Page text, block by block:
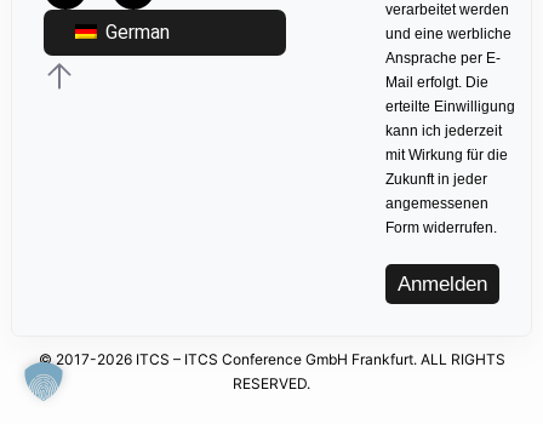
German
verarbeitet werden
und eine werbliche
Ansprache per E-
Mail erfolgt. Die
erteilte Einwilligung
kann ich jederzeit
mit Wirkung für die
Zukunft in jeder
angemessenen
Form widerrufen.
Anmelden
© 2017-2026 ITCS – ITCS Conference GmbH Frankfurt. ALL RIGHTS
RESERVED.